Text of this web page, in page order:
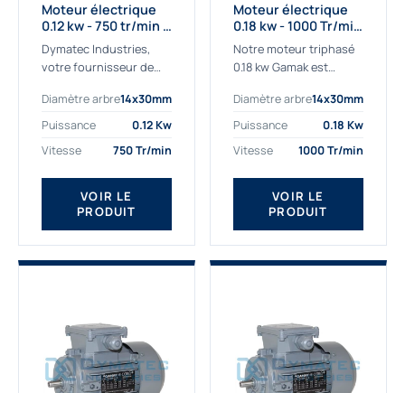
Moteur électrique
0.12 kw - 750 tr/min -
230/400V - IE2
Dymatec Industries,
votre fournisseur de
kw. Dymatec Industries
vous propose le moteur
moteur de
qualité Gamak...
Diamètre arbre14x30mm
Puissance
0.12 Kw
Vitesse
750 Tr/min
VOIR LE
PRODUIT
Moteur électrique
0.18 kw - 1000 Tr/min
- 230/400V - IE2
Notre moteur triphasé
0.18 kw Gamak est
aux applications
sévères. Nous
assemblons et
fournissons des
moteurs asynchrones
depuis de
nombreuses...
Diamètre arbre14x30mm
Puissance
0.18 Kw
Vitesse
1000 Tr/min
VOIR LE
PRODUIT